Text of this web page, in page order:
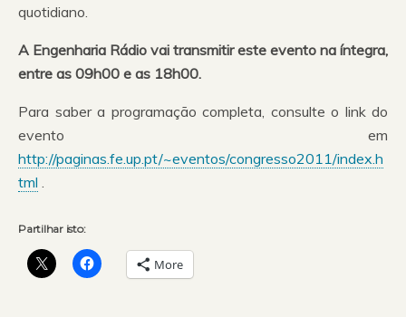
quotidiano.
A Engenharia Rádio vai transmitir este evento na íntegra,
entre as 09h00 e as 18h00.
Para saber a programação completa, consulte o link do
evento em
http://paginas.fe.up.pt/~eventos/congresso2011/index.h
tml .
Partilhar isto:
More